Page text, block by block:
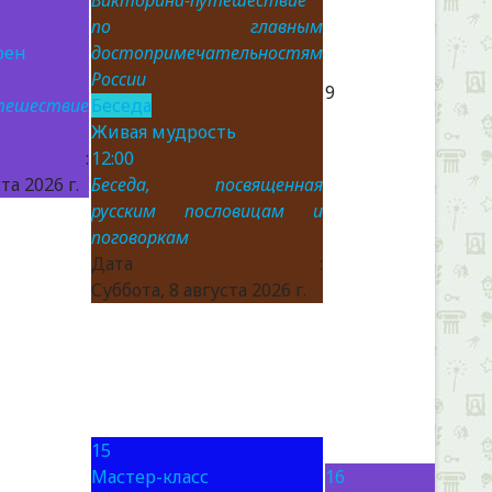
:
2026 г.
по главным
достопримечательностям
России
Беседа
Живая мудрость
12:00
Беседа, посвященная
русским пословицам и
поговоркам
Дата :
Суббота, 8 августа 2026 г.
9
15
Мастер-класс
16